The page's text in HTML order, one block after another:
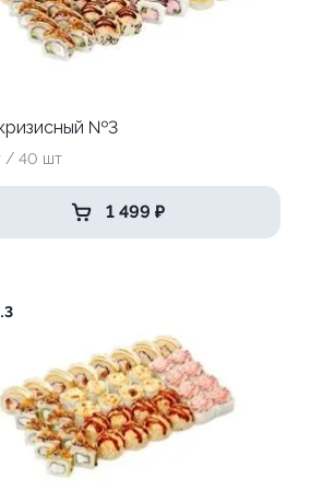
№3
/ 40 шт
1 499 ₽